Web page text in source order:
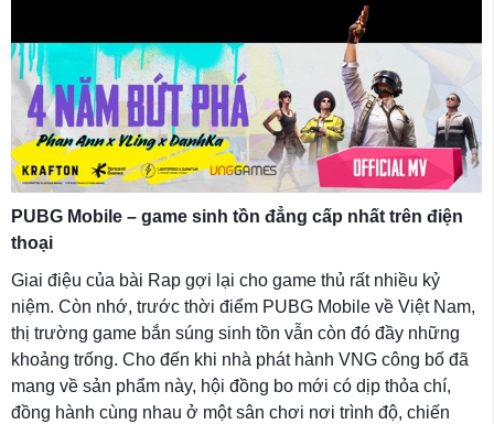
PUBG Mobile – game sinh tồn đẳng cấp nhất trên điện
thoại
Giai điệu của bài Rap gợi lại cho game thủ rất nhiều kỷ
niệm. Còn nhớ, trước thời điểm PUBG Mobile về Việt Nam,
thị trường game bắn súng sinh tồn vẫn còn đó đầy những
khoảng trống. Cho đến khi nhà phát hành VNG công bố đã
mang về sản phẩm này, hội đồng bo mới có dịp thỏa chí,
đồng hành cùng nhau ở một sân chơi nơi trình độ, chiến